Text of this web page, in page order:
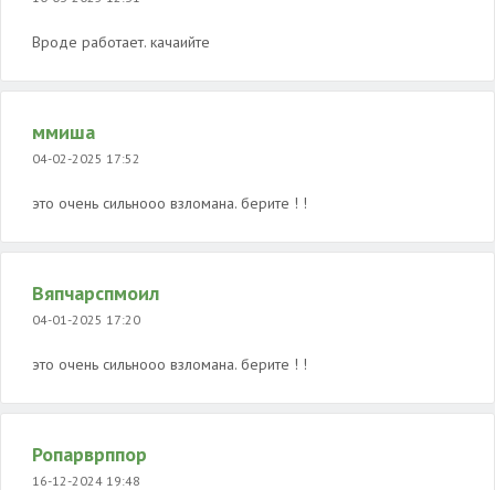
Вроде работает. качаийте
ммиша
04-02-2025 17:52
это очень сильнооо взломана. берите ! !
Вяпчарспмоил
04-01-2025 17:20
это очень сильнооо взломана. берите ! !
Ропарврппор
16-12-2024 19:48